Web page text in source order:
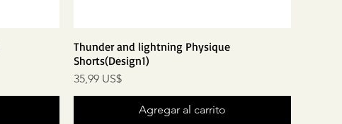
Thunder and lightning Physique
Shorts(Design1)
Precio
35,99 US$
Agregar al carrito